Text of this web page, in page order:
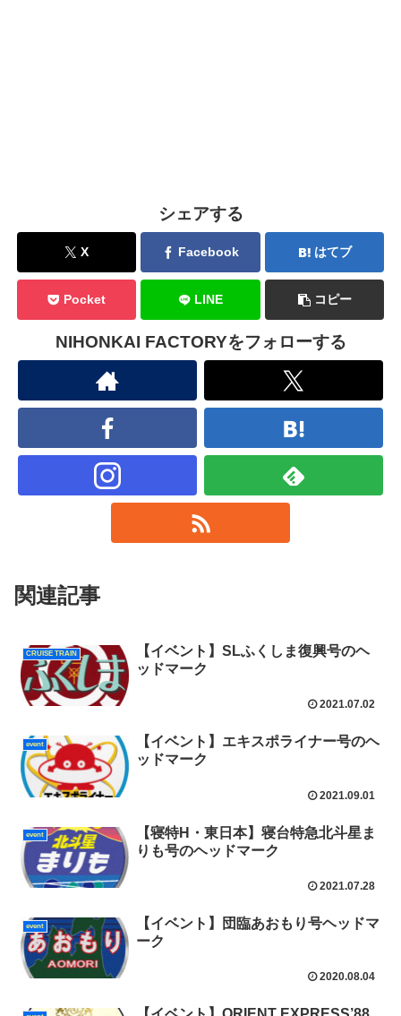
シェアする
X Facebook はてブ
Pocket LINE コピー
NIHONKAI FACTORYをフォローする
関連記事
CRUISE TRAIN
【イベント】SLふくしま復興号のヘ
ッドマーク
2021.07.02
event
【イベント】エキスポライナー号のヘ
ッドマーク
2021.09.01
event
【寝特H・東日本】寝台特急北斗星ま
りも号のヘッドマーク
2021.07.28
event
【イベント】団臨あおもり号ヘッドマ
ーク
2020.08.04